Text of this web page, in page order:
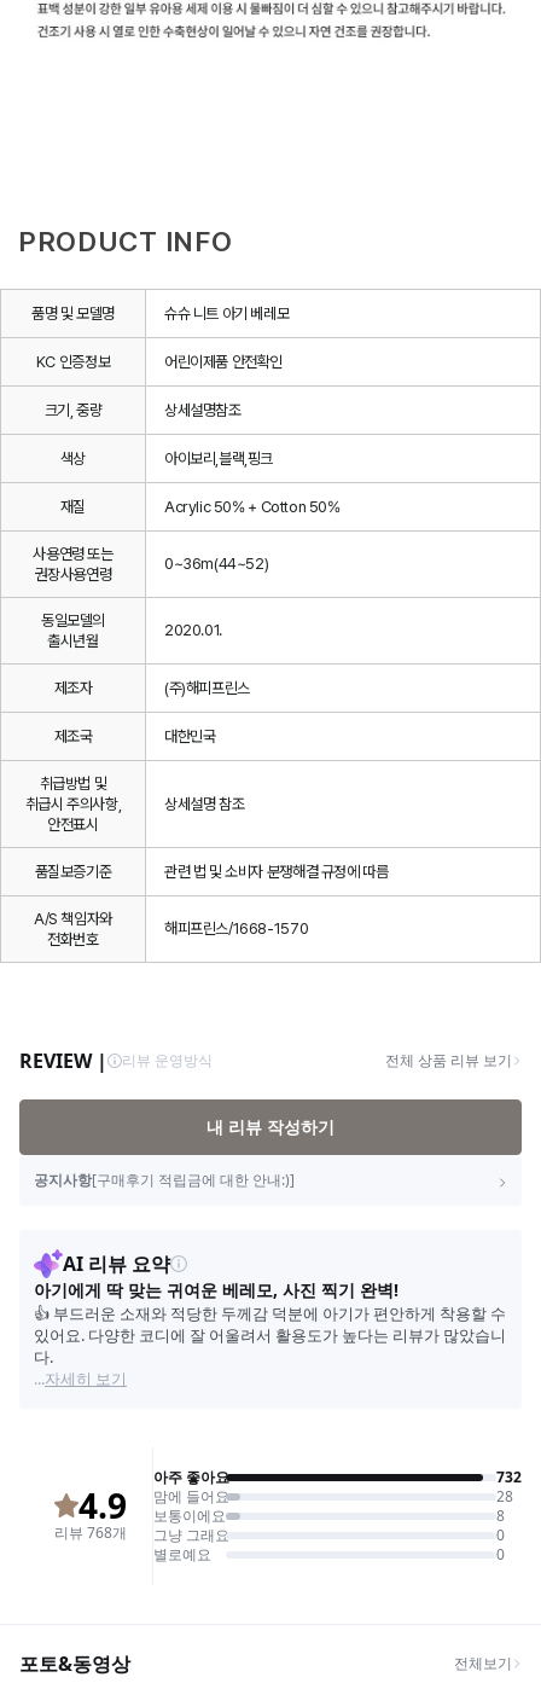
PRODUCT INFO
품명 및 모델명 슈슈 니트 아기 베레모
KC 인증정보 어린이제품 안전확인
크기, 중량 상세설명참조
색상 아이보리,블랙,핑크
재질 Acrylic 50% + Cotton 50%
사용연령 또는
권장사용연령
0~36m(44~52)
동일모델의
출시년월
2020.01.
제조자 (주)해피프린스
제조국 대한민국
취급방법 및
취급시 주의사항,
안전표시
상세설명 참조
품질보증기준 관련 법 및 소비자 분쟁해결 규정에 따름
A/S 책임자와
전화번호
해피프린스/1668-1570